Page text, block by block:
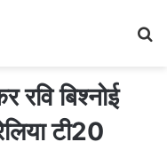
बिश्नोई
टी20